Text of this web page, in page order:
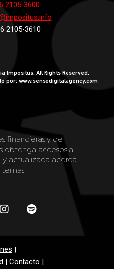
2105-3600
2105-3610
Impositus. All Rights Reserved.
por: www.sensedigitalagency.com
financieras y de
obtenga accesos a
y actualizada acerca
temas
|
| Contacto |